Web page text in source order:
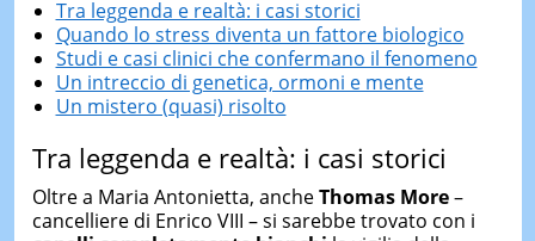
Tra leggenda e realtà: i casi storici
Quando lo stress diventa un fattore biologico
Studi e casi clinici che confermano il fenomeno
Un intreccio di genetica, ormoni e mente
Un mistero (quasi) risolto
Tra leggenda e realtà: i casi storici
Oltre a Maria Antonietta, ancheThomas More–
cancelliere di Enrico VIII – si sarebbe trovato con i